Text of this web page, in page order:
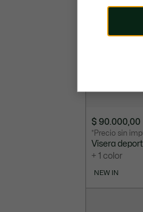
$ 90.000,00
*Precio sin
Visera
+ 1 color
NEW IN